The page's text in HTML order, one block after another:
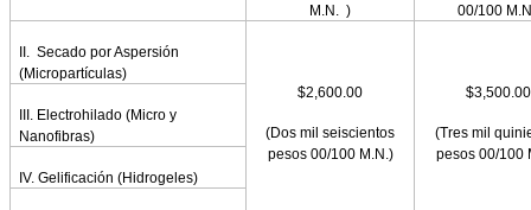
M.N. )
00/100
II. Secado por Aspersión
(Micropartículas)
$2,600.00
(Dos mil seiscientos
pesos 00/100 M.N.)
$3,500.00
(Tres mil
pesos 00/100
III. Electrohilado (Micro y
Nanofibras)
IV. Gelificación (Hidrogeles)